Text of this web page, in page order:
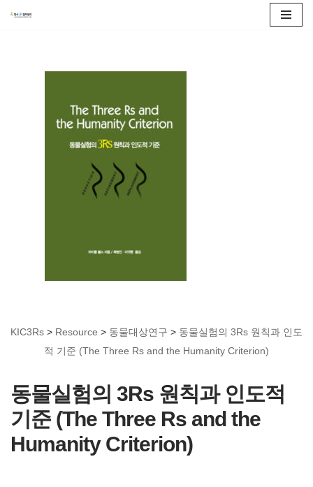
KIC3Rs > Resource > 동물대상연구 > 동물실험의 3Rs 원칙과 인도
적 기준 (The Three Rs and the Humanity Criterion)
동물실험의 3Rs 원칙과 인도적
기준 (The Three Rs and the
Humanity Criterion)